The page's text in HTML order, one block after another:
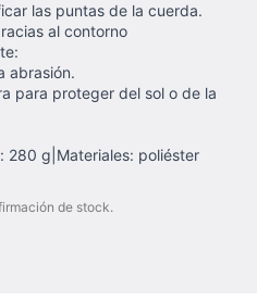
las puntas de la cuerda.
al contorno
abrasión.
para proteger del sol o de la
280 g|Materiales: poliéster
de stock.